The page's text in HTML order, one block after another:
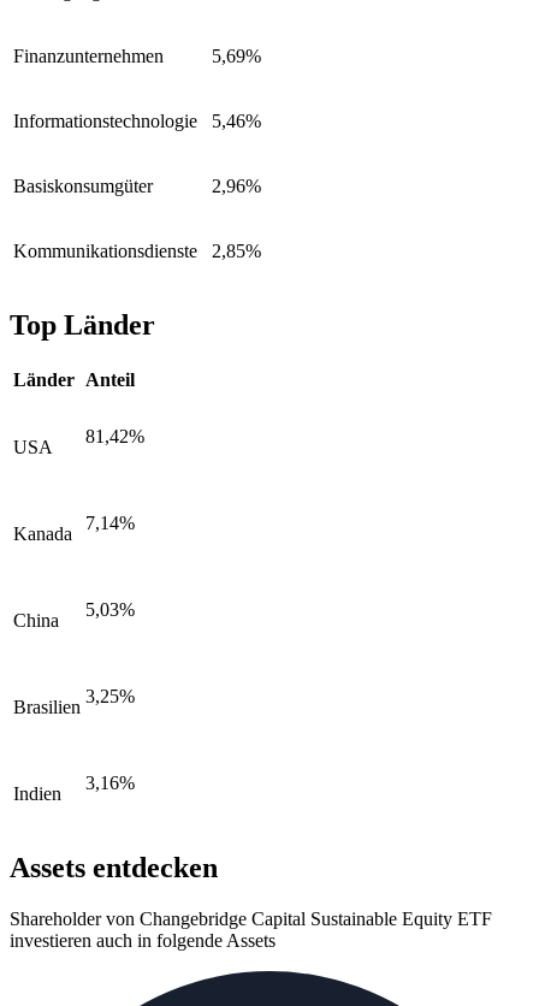
Finanzunternehmen 5,69%
Informationstechnologie 5,46%
Basiskonsumgüter 2,96%
Kommunikationsdienste 2,85%
Top Länder
Länder Anteil
USA
81,42%
Kanada
7,14%
China
5,03%
Brasilien
3,25%
Indien
3,16%
Assets entdecken
Shareholder von Changebridge Capital Sustainable Equity ETF
investieren auch in folgende Assets